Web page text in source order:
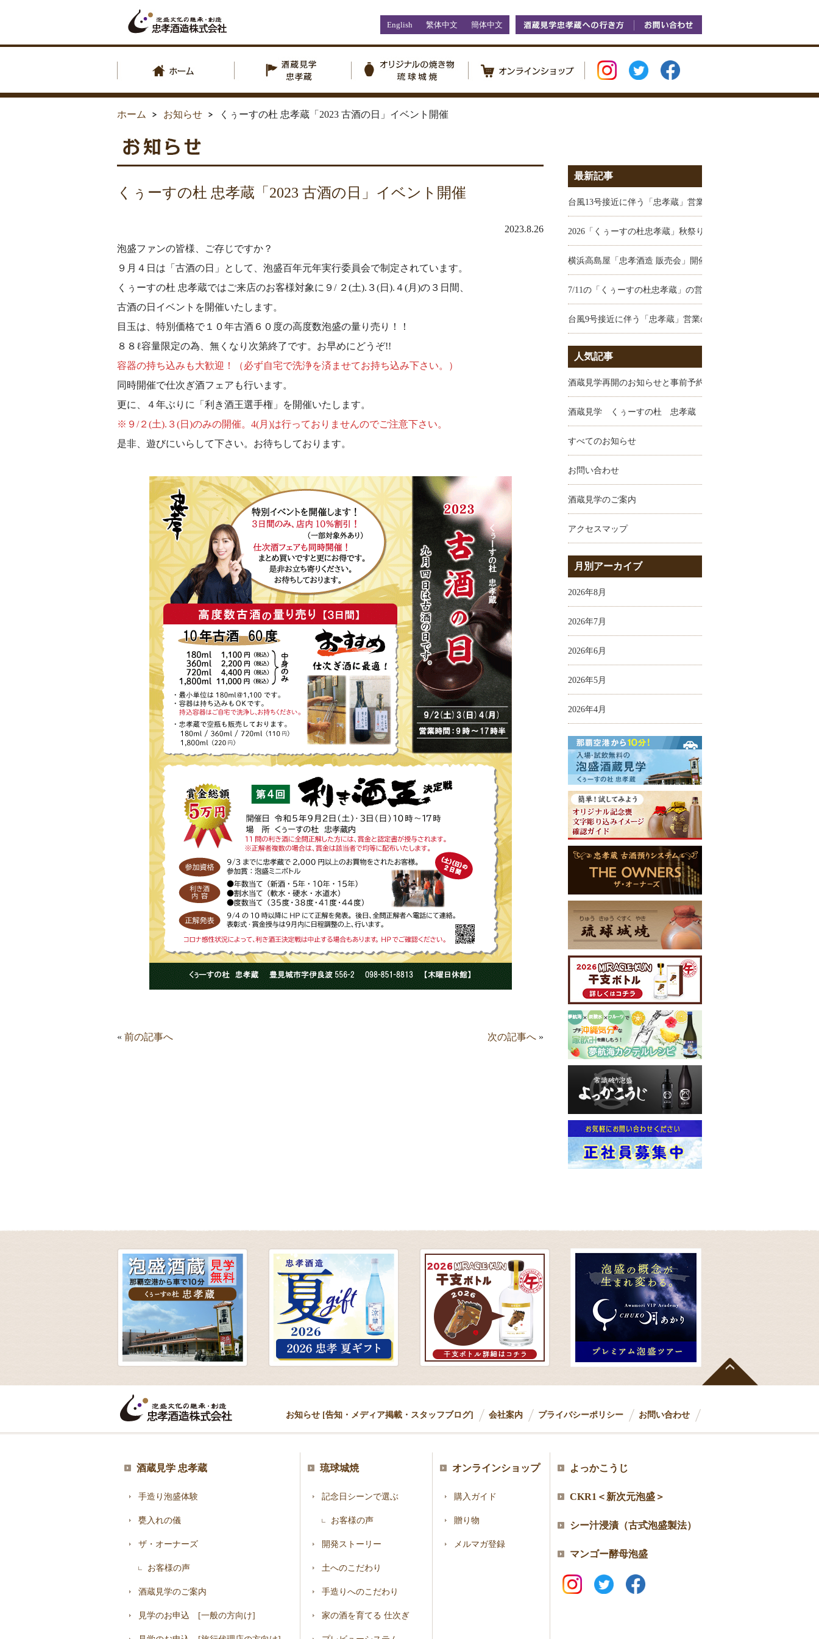
English 繁体中文 簡体中文
ホーム お知らせ くぅーすの杜 忠孝蔵「2023 古酒の日」イベント開催
くぅーすの杜 忠孝蔵「2023 古酒の日」イベント開催
2023.8.26
泡盛ファンの皆様、ご存じですか？
９月４日は「古酒の日」として、泡盛百年元年実行委員会で制定されています。
くぅーすの杜 忠孝蔵ではご来店のお客様対象に９/ ２(土).３(日).４(月)の３日間、
古酒の日イベントを開催いたします。
目玉は、特別価格で１０年古酒６０度の高度数泡盛の量り売り！！
８８ℓ容量限定の為、無くなり次第終了です。お早めにどうぞ!!
容器の持ち込みも大歓迎！（必ず自宅で洗浄を済ませてお持ち込み下さい。）
同時開催で仕次ぎ酒フェアも行います。
更に、４年ぶりに「利き酒王選手権」を開催いたします。
※９/２(土).３(日)のみの開催。4(月)は行っておりませんのでご注意下さい。
是非、遊びにいらして下さい。お待ちしております。
« 前の記事へ 次の記事へ »
最新記事
台風13号接近に伴う「忠孝蔵」営業のお知らせ
2026「くぅーすの杜忠孝蔵」秋祭りのお知らせ
横浜高島屋「忠孝酒造 販売会」開催のお知らせ
7/11の「くぅーすの杜忠孝蔵」の営業のお知らせ
台風9号接近に伴う「忠孝蔵」営業のお知らせ
人気記事
酒蔵見学再開のお知らせと事前予約のお願い
酒蔵見学 くぅーすの杜 忠孝蔵
すべてのお知らせ
お問い合わせ
酒蔵見学のご案内
アクセスマップ
月別アーカイブ
2026年8月
2026年7月
2026年6月
2026年5月
2026年4月
お知らせ [告知・メディア掲載・スタッフブログ] 会社案内 プライバシーポリシー お問い合わせ
酒蔵見学 忠孝蔵
手造り泡盛体験
甕入れの儀
ザ・オーナーズ
お客様の声
酒蔵見学のご案内
見学のお申込 [一般の方向け]
琉球城焼
記念日シーンで選ぶ
お客様の声
開発ストーリー
土へのこだわり
手造りへのこだわり
家の酒を育てる 仕次ぎ
オンラインショップ
購入ガイド
贈り物
メルマガ登録
よっかこうじ
CKR1＜新次元泡盛＞
シー汁浸漬（古式泡盛製法）
マンゴー酵母泡盛